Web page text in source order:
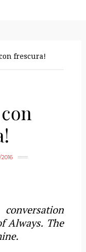
frescura!
Always. The